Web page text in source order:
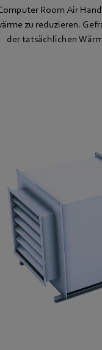
Room Air
zu reduzieren.
der tatsächlichen